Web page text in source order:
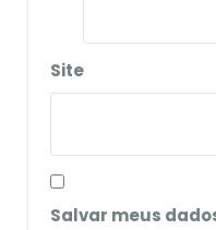
Site
Salvar meus